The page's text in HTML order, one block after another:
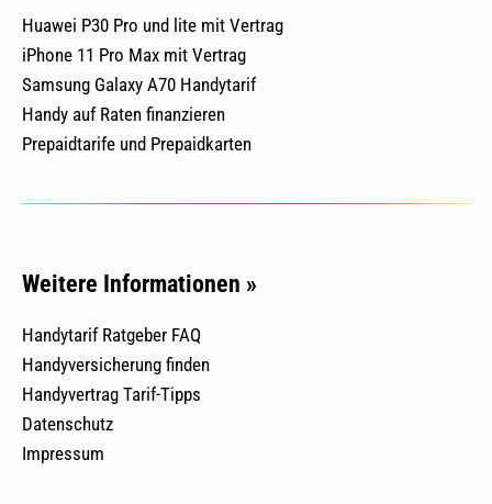
Huawei P30 Pro und lite mit Vertrag
iPhone 11 Pro Max mit Vertrag
Samsung Galaxy A70 Handytarif
Handy auf Raten finanzieren
Prepaidtarife und Prepaidkarten
Weitere Informationen »
Handytarif Ratgeber FAQ
Handyversicherung finden
Handyvertrag Tarif-Tipps
Datenschutz
Impressum